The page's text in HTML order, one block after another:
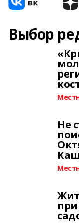
Выбор
Не